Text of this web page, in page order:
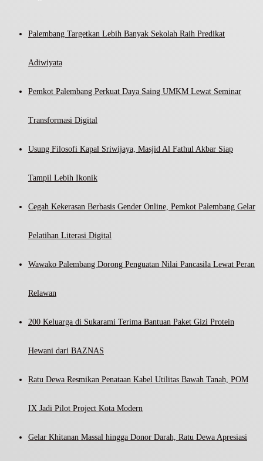
Palembang Targetkan Lebih Banyak Sekolah Raih Predikat
Adiwiyata
Pemkot Palembang Perkuat Daya Saing UMKM Lewat Seminar
Transformasi Digital
Usung Filosofi Kapal Sriwijaya, Masjid Al Fathul Akbar Siap
Tampil Lebih Ikonik
Cegah Kekerasan Berbasis Gender Online, Pemkot Palembang Gelar
Pelatihan Literasi Digital
Wawako Palembang Dorong Penguatan Nilai Pancasila Lewat Peran
Relawan
200 Keluarga di Sukarami Terima Bantuan Paket Gizi Protein
Hewani dari BAZNAS
Ratu Dewa Resmikan Penataan Kabel Utilitas Bawah Tanah, POM
IX Jadi Pilot Project Kota Modern
Gelar Khitanan Massal hingga Donor Darah, Ratu Dewa Apresiasi